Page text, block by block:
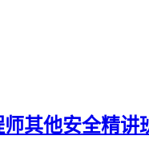
其他安全精讲